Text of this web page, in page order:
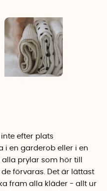
efter plats
i en garderob eller i en
prylar som hör till
förvaras. Det är lättast
fram alla kläder - allt ur